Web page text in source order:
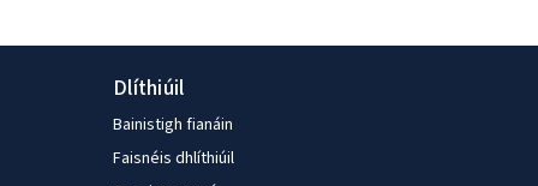
Dlíthiúil
Bainistigh fianáin
Faisnéis dhlíthiúil